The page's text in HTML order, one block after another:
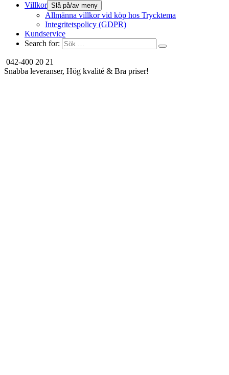
Villkor Slå på/av meny
Allmänna villkor vid köp hos Trycktema
Integritetspolicy (GDPR)
Kundservice
Search for:
042-400 20 21
Snabba leveranser, Hög kvalité & Bra priser!